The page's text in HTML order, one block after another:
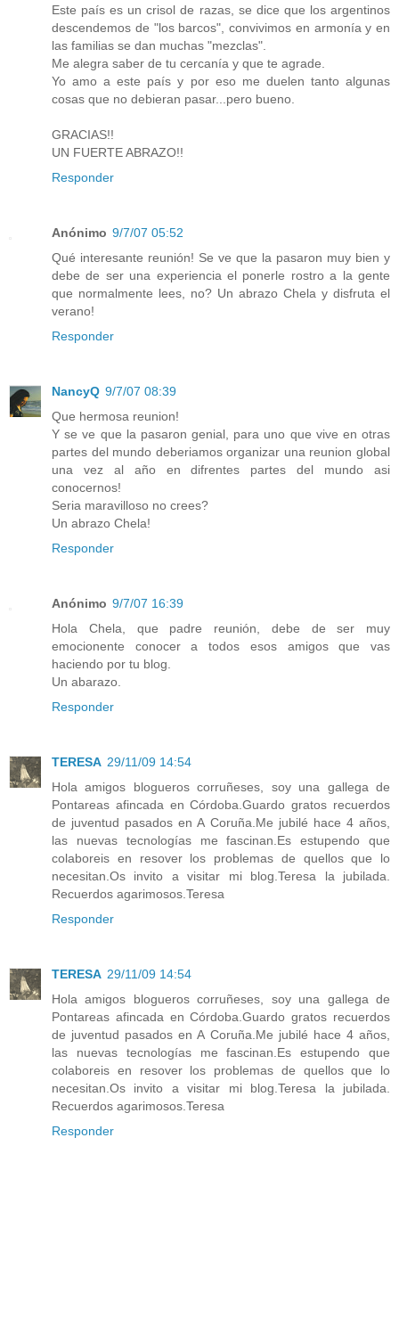
Este país es un crisol de razas, se dice que los argentinos
descendemos de "los barcos", convivimos en armonía y en
las familias se dan muchas "mezclas".
Me alegra saber de tu cercanía y que te agrade.
Yo amo a este país y por eso me duelen tanto algunas
cosas que no debieran pasar...pero bueno.
GRACIAS!!
UN FUERTE ABRAZO!!
Responder
Anónimo 9/7/07 05:52
Qué interesante reunión! Se ve que la pasaron muy bien y
debe de ser una experiencia el ponerle rostro a la gente
que normalmente lees, no? Un abrazo Chela y disfruta el
verano!
Responder
NancyQ 9/7/07 08:39
Que hermosa reunion!
Y se ve que la pasaron genial, para uno que vive en otras
partes del mundo deberiamos organizar una reunion global
una vez al año en difrentes partes del mundo asi
conocernos!
Seria maravilloso no crees?
Un abrazo Chela!
Responder
Anónimo 9/7/07 16:39
Hola Chela, que padre reunión, debe de ser muy
emocionente conocer a todos esos amigos que vas
haciendo por tu blog.
Un abarazo.
Responder
TERESA 29/11/09 14:54
Hola amigos blogueros corruñeses, soy una gallega de
Pontareas afincada en Córdoba.Guardo gratos recuerdos
de juventud pasados en A Coruña.Me jubilé hace 4 años,
las nuevas tecnologías me fascinan.Es estupendo que
colaboreis en resover los problemas de quellos que lo
necesitan.Os invito a visitar mi blog.Teresa la jubilada.
Recuerdos agarimosos.Teresa
Responder
TERESA 29/11/09 14:54
Hola amigos blogueros corruñeses, soy una gallega de
Pontareas afincada en Córdoba.Guardo gratos recuerdos
de juventud pasados en A Coruña.Me jubilé hace 4 años,
las nuevas tecnologías me fascinan.Es estupendo que
colaboreis en resover los problemas de quellos que lo
necesitan.Os invito a visitar mi blog.Teresa la jubilada.
Recuerdos agarimosos.Teresa
Responder